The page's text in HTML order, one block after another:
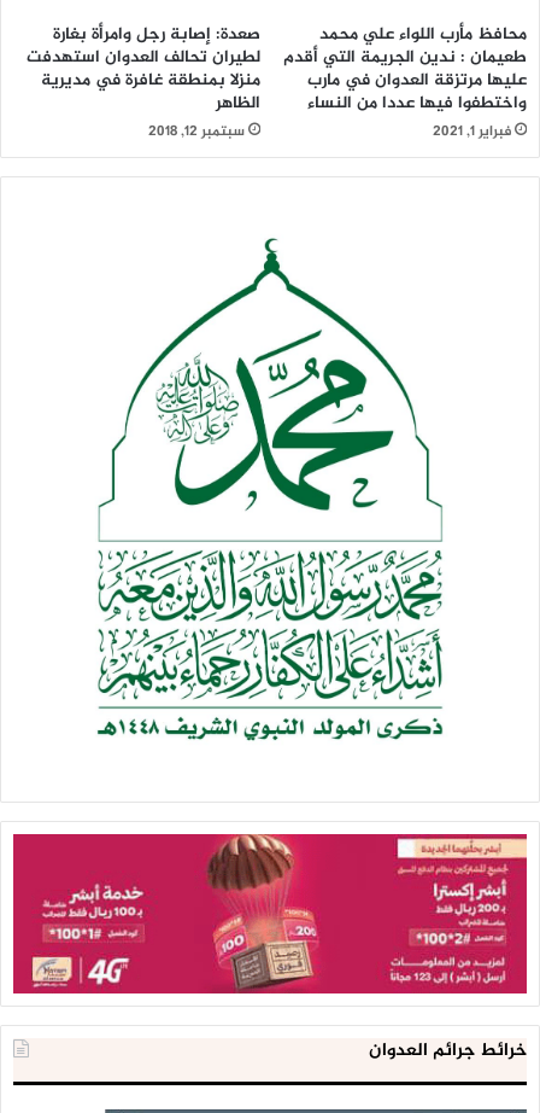
محافظ مأرب اللواء علي محمد
طعيمان : ندين الجريمة التي أقدم
عليها مرتزقة العدوان في مارب
واختطفوا فيها عددا من النساء
فبراير 1, 2021
صعدة: إصابة رجل وامرأة بغارة
لطيران تحالف العدوان استهدفت
منزلا بمنطقة غافرة في مديرية
الظاهر
سبتمبر 12, 2018
خرائط جرائم العدوان